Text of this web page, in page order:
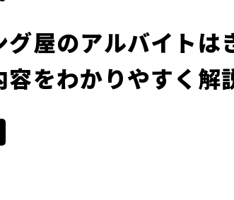
グ屋のアルバイトは
容をわかりやすく解